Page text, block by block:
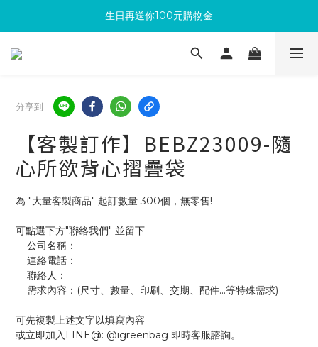
滿300回饋10%購物金
生日再送你100元購物金
加入成為新會員 馬上領取50元購物金
分享到
【客製訂作】BEBZ23009-隨
心所欲背心摺疊袋
為 "大量客製商品" 起訂數量 300個，無零售!
可點選下方"聯絡我們" 並留下
    公司名稱：
    連絡電話：
    聯絡人：
    需求內容：(尺寸、數量、印刷、交期、配件...等特殊需求)
可先複製上述文字以填寫內容
或立即加入LINE@: @igreenbag 即時客服諮詢。